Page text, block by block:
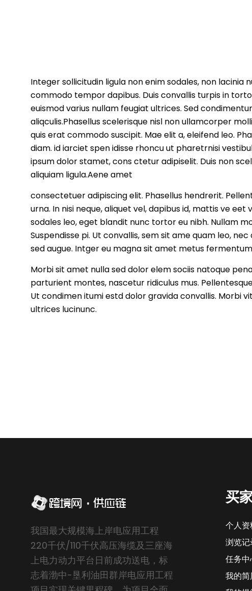
Integer sollicitudin ligula non enim sodales, non lacinia
commodo tempor dapibus. Duis convallis turpis in
euismod varius nullam feugiat ultrices. Sed
aliqculis.Phasellus scelerisque nisl non ullamcorper
quis erat commodo suscipit. Mae elit a, eleifend leo.
diam. id iarciet spen idisse rhoncu ut pharetrnisi
ipsum dolor stamet, cons ctetur adipiselit. Duis non
aliquiam ligula.Aene amet
consectetuer adipiscing elit. Phasellus hendrerit.
urna. In nisi neque, aliquet vel, dapibus id, mattis ve
sodales leo, eget blandit nunc tortor eu nibh. Nullam
Suspendisse pi. Ut convallis, sem sit ame quam leo,
sed augue. Intger eu magna sit amet metus
Morbi sit amet nulla sed dolor elem sociis natoque
parturient montes, nascetur ridiculus mus.
Ut condimen itumi estd dolor gravida convallis. Morbi
ultrices lucinunc.
我国最大规模海上岸电应用工程
220千伏/110千伏高压海缆及三座海
上电力动力平台日前成功送电，标
志着渤中-垦利油田群岸电应用工程
买
个人
浏览
任务
我的